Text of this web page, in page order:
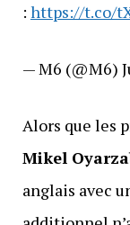
: https://t.co/
— M6 (@M6)
Alors que les
Mikel
anglais avec